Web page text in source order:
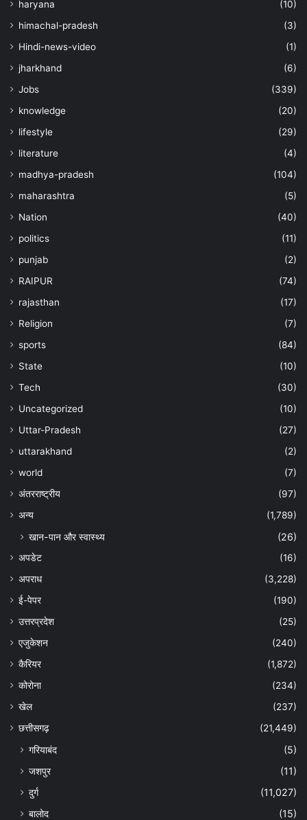
haryana
(10)
himachal-pradesh
(3)
Hindi-news-video
(1)
jharkhand
(6)
Jobs
(339)
knowledge
(20)
lifestyle
(29)
literature
(4)
madhya-pradesh
(104)
maharashtra
(5)
Nation
(40)
politics
(11)
punjab
(2)
RAIPUR
(74)
rajasthan
(17)
Religion
(7)
sports
(84)
State
(10)
Tech
(30)
Uncategorized
(10)
Uttar-Pradesh
(27)
uttarakhand
(2)
world
(7)
अंतरराष्ट्रीय
(97)
अन्‍य
(1,789)
खान-पान और स्वास्थ्य (26)
अपडेट
(16)
अपराध
(3,228)
ई-पेपर
(190)
उत्तरप्रदेश
(25)
एजुकेशन
(240)
कैरियर
(1,872)
कोरोना
(234)
खेल
(237)
छत्तीसगढ़
(21,449)
गरियाबंद
(5)
जशपुर
(11)
दुर्ग
(11,027)
बालोद
(15)